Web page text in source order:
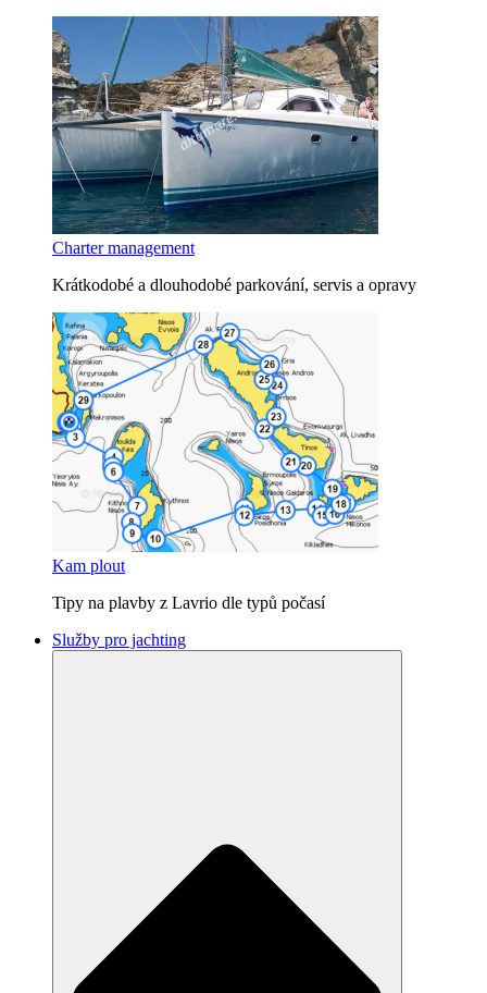
Charter management
Krátkodobé a dlouhodobé parkování, servis a opravy
Kam plout
Tipy na plavby z Lavrio dle typů počasí
Služby pro jachting